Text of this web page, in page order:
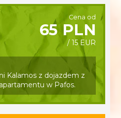
Cena od
65 PLN
/ 15 EUR
Kalamos z dojazdem z
w Pafos.